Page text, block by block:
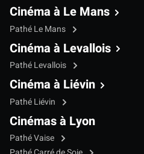
Cinéma à Le Mans
Pathé Le Mans
Cinéma à Levallois
Pathé Levallois
Cinéma à Liévin
Pathé Liévin
Cinémas à Lyon
Pathé Vaise